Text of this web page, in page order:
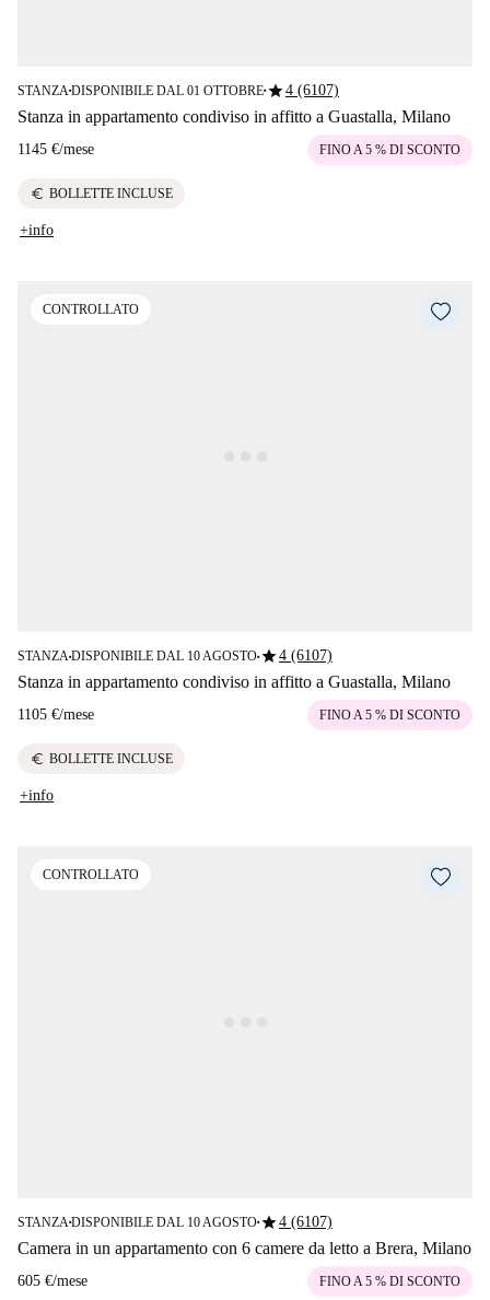
STANZA ■DISPONIBILE DAL 01 OTTOBRE■star4 (6107)
Stanza in appartamento condiviso in affitto a Guastalla, Milano
1145 €/mese FINO A 5 % DI SCONTO
euro BOLLETTE INCLUSE
+info
CONTROLLATO
STANZA■DISPONIBILE DAL 10 AGOSTO■star4 (6107)
Stanza in appartamento condiviso in affitto a Guastalla, Milano
1105 €/mese FINO A 5 % DI SCONTO
euro BOLLETTE INCLUSE
+info
CONTROLLATO
STANZA ■DISPONIBILE DAL 10 AGOSTO■star4 (6107)
Camera in un appartamento con 6 camere da letto a Brera, Milano
605 €/mese FINO A 5 % DI SCONTO